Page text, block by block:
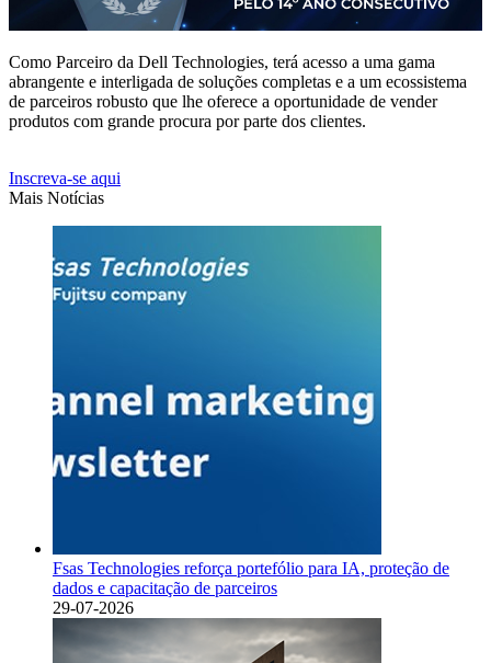
Como Parceiro da Dell Technologies, terá acesso a uma gama
abrangente e interligada de soluções completas e a um ecossistema
de parceiros robusto que lhe oferece a oportunidade de vender
produtos com grande procura por parte dos clientes.
Inscreva-se aqui
Mais Notícias
Fsas Technologies reforça portefólio para IA, proteção de
dados e capacitação de parceiros
29-07-2026